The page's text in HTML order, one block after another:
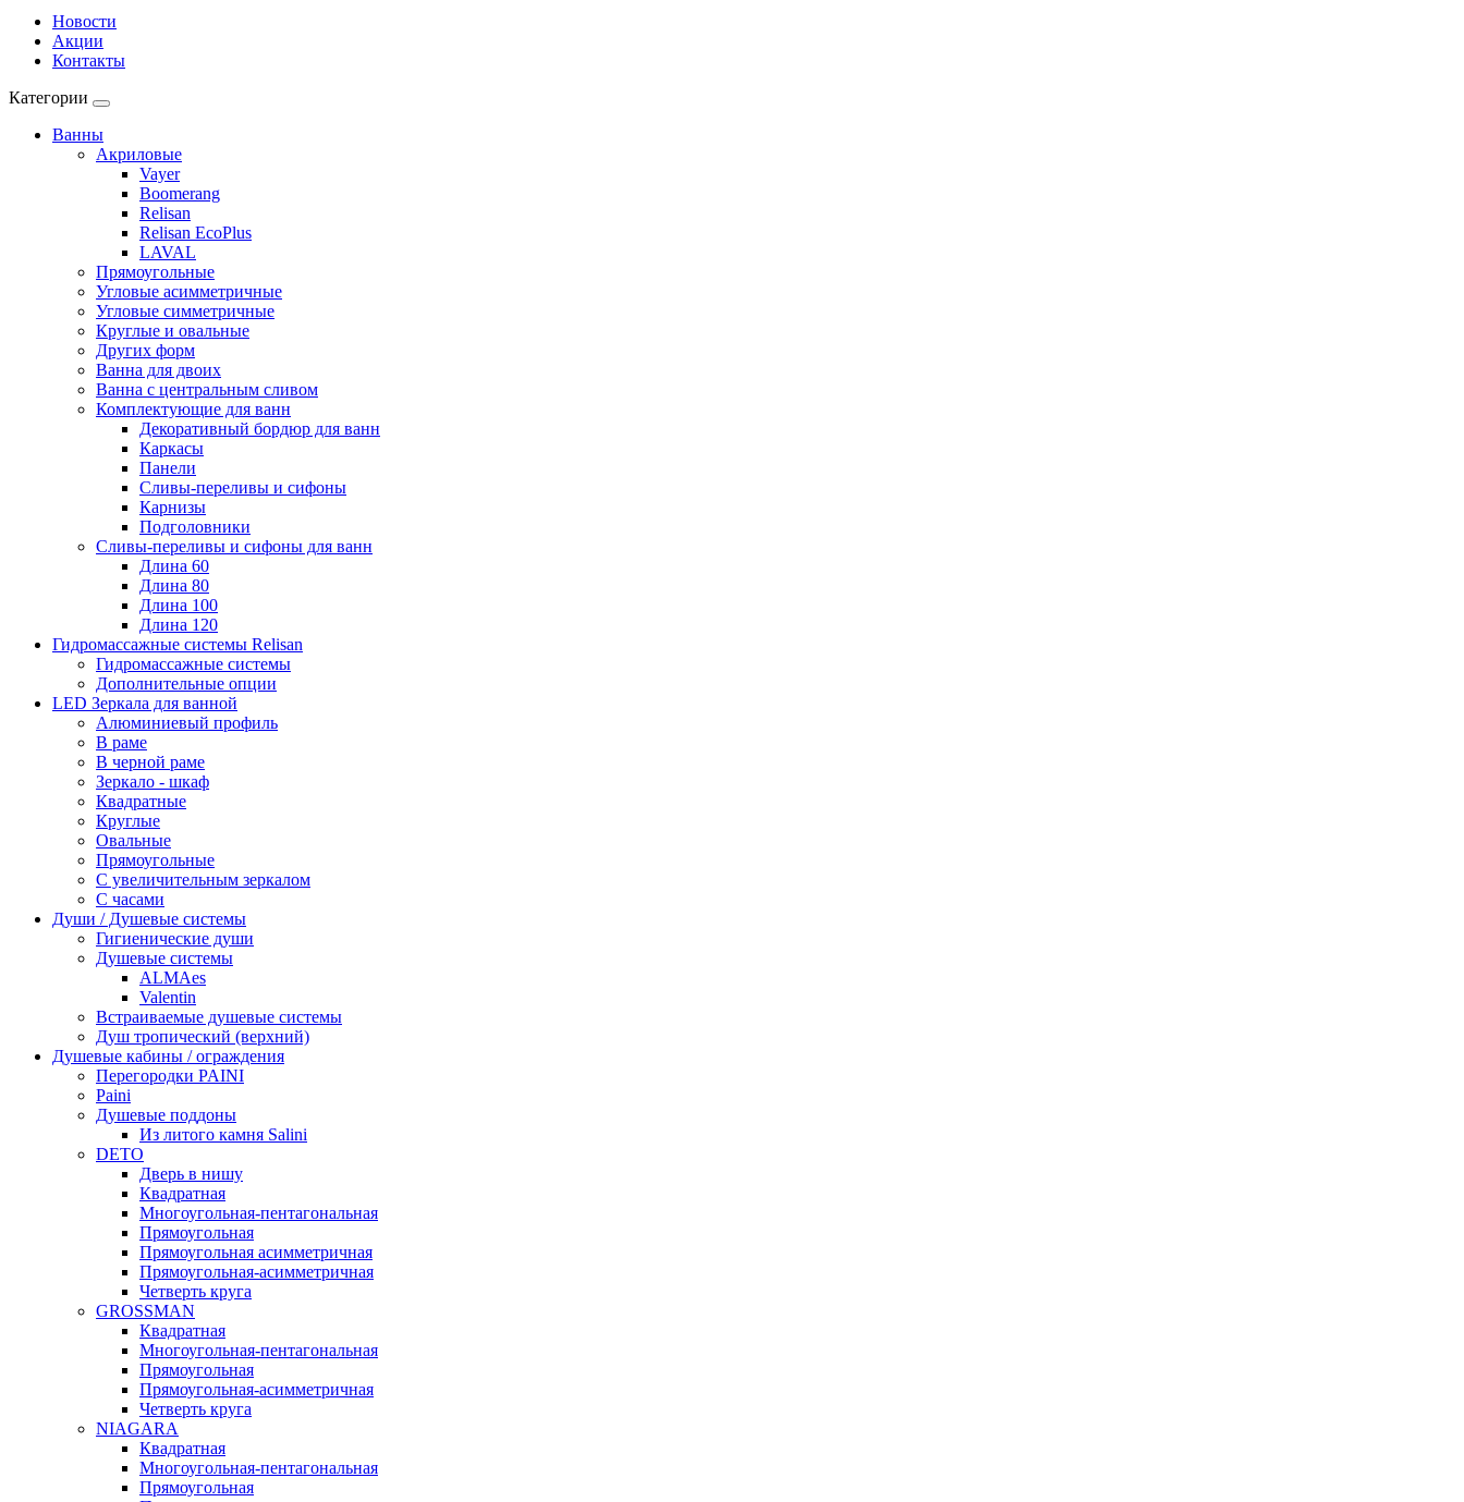
Новости
Акции
Контакты
Категории
Ванны
Акриловые
Vayer
Boomerang
Relisan
Relisan EcoPlus
LAVAL
Прямоугольные
Угловые асимметричные
Угловые симметричные
Круглые и овальные
Других форм
Ванна для двоих
Ванна с центральным сливом
Комплектующие для ванн
Декоративный бордюр для ванн
Каркасы
Панели
Сливы-переливы и сифоны
Карнизы
Подголовники
Сливы-переливы и сифоны для ванн
Длина 60
Длина 80
Длина 100
Длина 120
Гидромассажные системы Relisan
Гидромассажные системы
Дополнительные опции
LED Зеркала для ванной
Алюминиевый профиль
В раме
В черной раме
Зеркало - шкаф
Квадратные
Круглые
Овальные
Прямоугольные
С увеличительным зеркалом
С часами
Души / Душевые системы
Гигиенические души
Душевые системы
ALMAes
Valentin
Встраиваемые душевые системы
Душ тропический (верхний)
Душевые кабины / ограждения
Перегородки PAINI
Paini
Душевые поддоны
Из литого камня Salini
DETO
Дверь в нишу
Квадратная
Многоугольная-пентагональная
Прямоугольная
Прямоугольная асимметричная
Прямоугольная-асимметричная
Четверть круга
GROSSMAN
Квадратная
Многоугольная-пентагональная
Прямоугольная
Прямоугольная-асимметричная
Четверть круга
NIAGARA
Квадратная
Многоугольная-пентагональная
Прямоугольная